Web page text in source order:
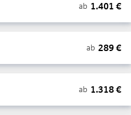
ab 1.401 €
ab 289€
ab 1.318€